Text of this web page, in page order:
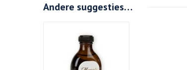
Andere suggesties…